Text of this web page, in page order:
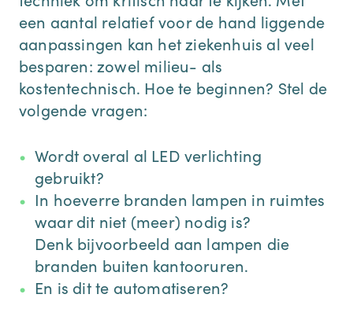
een aantal relatief voor de hand liggende
aanpassingen kan het ziekenhuis al veel
besparen: zowel milieu- als
kostentechnisch. Hoe te beginnen? Stel de
volgende vragen:
Wordt overal al LED verlichting
gebruikt?
In hoeverre branden lampen in ruimtes
waar dit niet (meer) nodig is?
Denk bijvoorbeeld aan lampen die
branden buiten kantooruren.
En is dit te automatiseren?